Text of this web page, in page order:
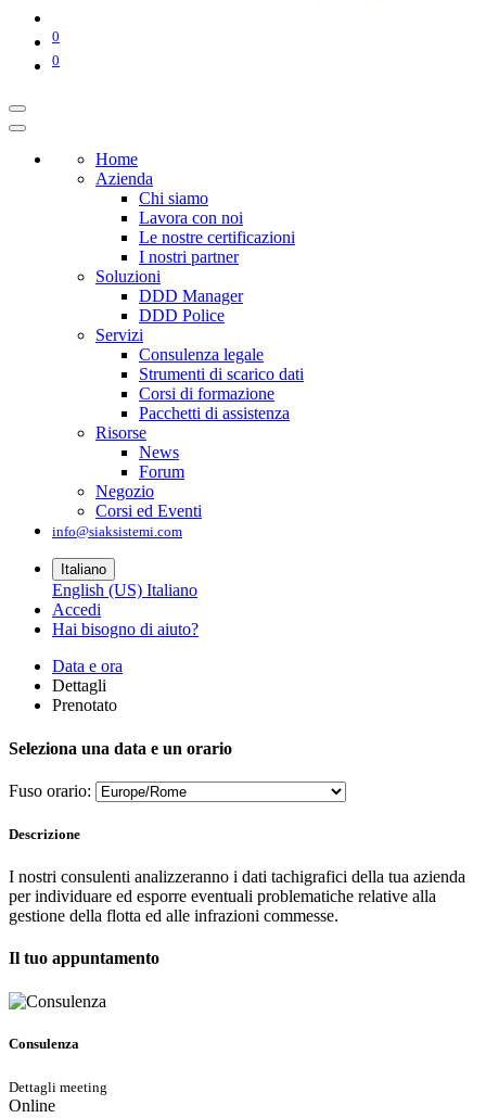
0
0
Home
Azienda
Chi siamo
Lavora con noi
Le nostre certificazioni
I nostri partner
Soluzioni
DDD Manager
DDD Police
Servizi
Consulenza legale
Strumenti di scarico dati
Corsi di formazione
Pacchetti di assistenza
Risorse
News
Forum
Negozio
Corsi ed Eventi
info@siaksistemi.com
Italiano
English (US) Italiano
Accedi
Hai bisogno di aiuto?
Data e ora
Dettagli
Prenotato
Seleziona una data e un orario
Fuso orario:
Descrizione
I nostri consulenti analizzeranno i dati tachigrafici della tua azienda
per individuare ed esporre eventuali problematiche relative alla
gestione della flotta ed alle infrazioni commesse.
Il tuo appuntamento
Consulenza
Dettagli meeting
Online